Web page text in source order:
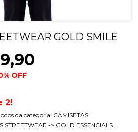
GOLD SMILE
% OFF
2!
da categoria: CAMISETAS
STREETWEAR -> GOLD ESSENCIALS .